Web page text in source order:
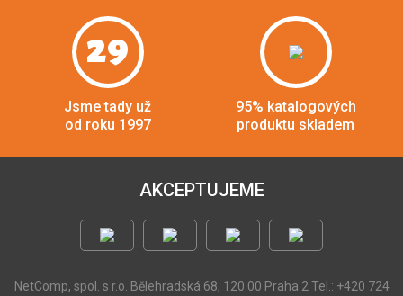
29
Jsme tady už
od roku 1997
95% katalogových
produktu skladem
AKCEPTUJEME
NetComp, spol. s r.o. Bělehradská 68, 120 00 Praha 2 Tel.: +420 724